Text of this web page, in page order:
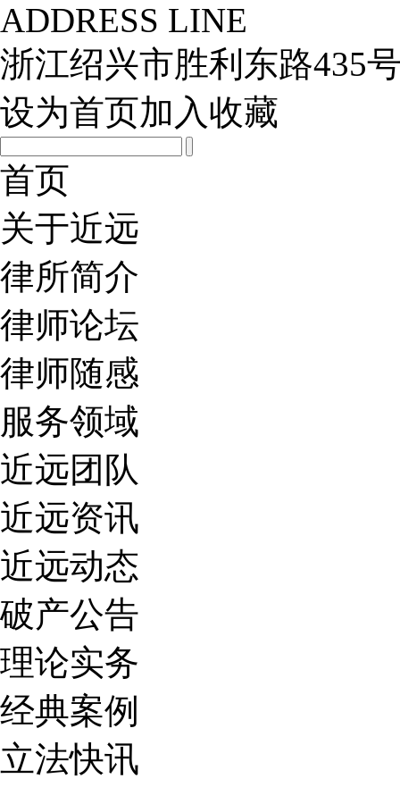
ADDRESS LINE
浙江绍兴市胜利东路435
设为首页加入收藏
首页
关于近远
律所简介
律师论坛
律师随感
服务领域
近远团队
近远资讯
近远动态
破产公告
理论实务
经典案例
立法快讯